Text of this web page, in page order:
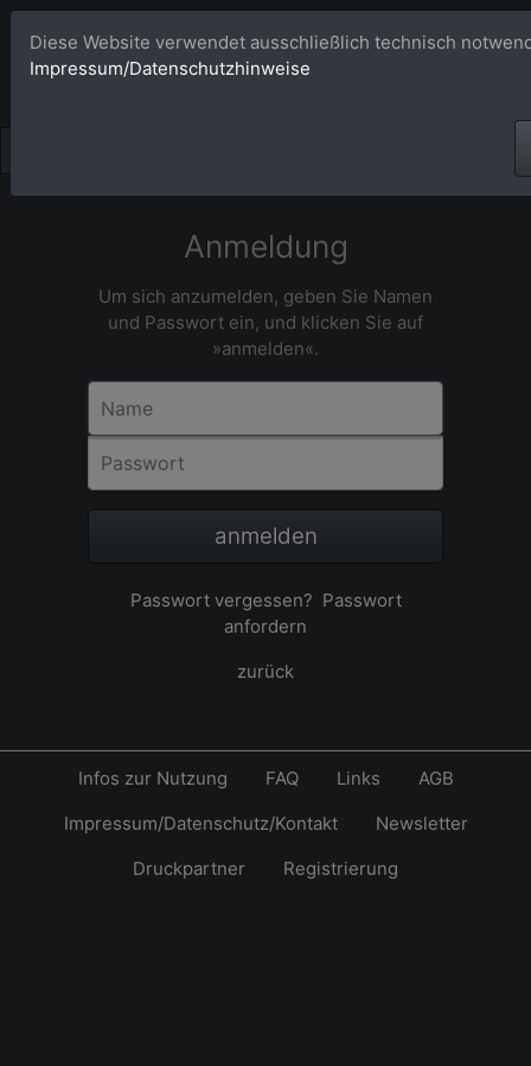
Bildagentur
Anmeldung
Um sich anzumelden, geben Sie Namen
und Passwort ein, und klicken Sie auf
»anmelden«.
Passwort
anmelden
Passwort vergessen? Passwort
anfordern
zurück
Diese Website verwendet ausschließlich technisch
Impressum/Datenschutzhinweise
Infos zur Nutzung FAQ Links
AGB
Impressum/Datenschutz/Kontakt
Newsletter
Druckpartner
Registrierung